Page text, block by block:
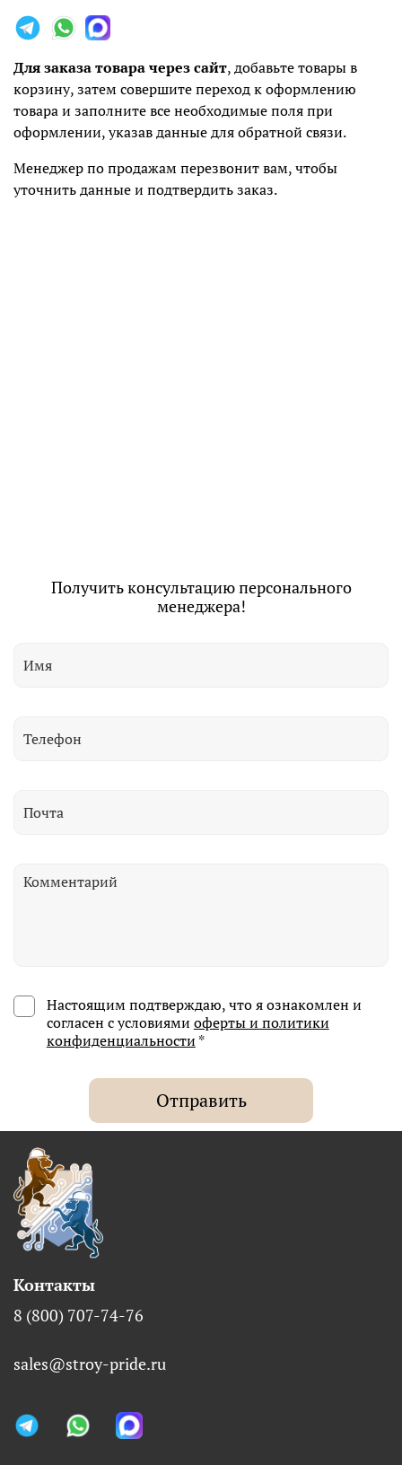
Для заказа товара через сайт, добавьте товары в
корзину, затем совершите переход к оформлению
товара и заполните все необходимые поля при
оформлении, указав данные для обратной связи.
Менеджер по продажам перезвонит вам, чтобы
уточнить данные и подтвердить заказ.
Получить консультацию персонального
менеджера!
Настоящим подтверждаю, что я ознакомлен и
согласен с условиями оферты и политики
конфиденциальности *
Отправить
Контакты
8 (800) 707-74-76
sales@stroy-pride.ru